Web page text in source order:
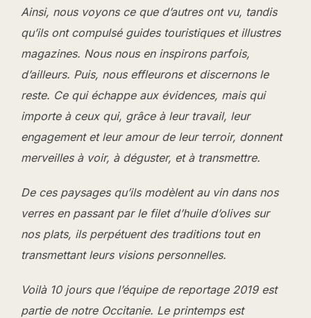
Ainsi, nous voyons ce que d’autres ont vu, tandis
qu’ils ont compulsé guides touristiques et illustres
magazines. Nous nous en inspirons parfois,
d’ailleurs. Puis, nous effleurons et discernons le
reste. Ce qui échappe aux évidences, mais qui
importe à ceux qui, grâce à leur travail, leur
engagement et leur amour de leur terroir, donnent
merveilles à voir, à déguster, et à transmettre.
De ces paysages qu’ils modèlent au vin dans nos
verres en passant par le filet d’huile d’olives sur
nos plats, ils perpétuent des traditions tout en
transmettant leurs visions personnelles.
Voilà 10 jours que l’équipe de reportage 2019 est
partie de notre Occitanie. Le printemps est